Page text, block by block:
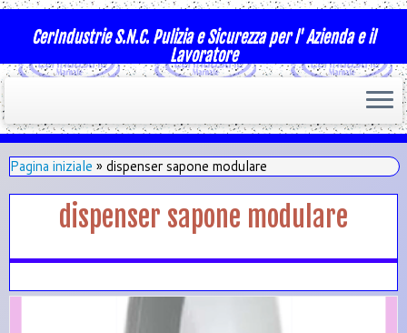
CerIndustrie S.N.C. Pulizia e Sicurezza per l' Azienda e il
Lavoratore
Pagina iniziale » dispenser sapone modulare
dispenser sapone modulare